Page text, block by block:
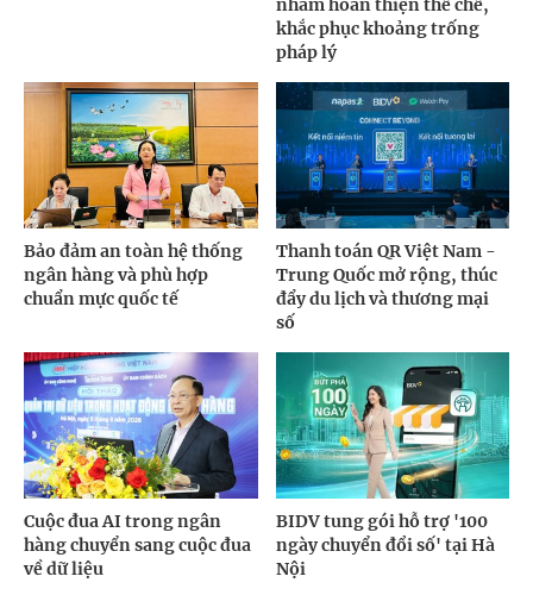
nhằm hoàn thiện thể chế,
khắc phục khoảng trống
pháp lý
Bảo đảm an toàn hệ thống
ngân hàng và phù hợp
chuẩn mực quốc tế
Thanh toán QR Việt Nam -
Trung Quốc mở rộng, thúc
đẩy du lịch và thương mại
số
Cuộc đua AI trong ngân
hàng chuyển sang cuộc đua
về dữ liệu
BIDV tung gói hỗ trợ '100
ngày chuyển đổi số' tại Hà
Nội